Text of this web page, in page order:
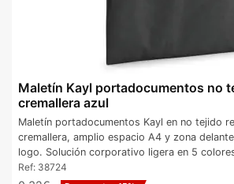
Maletín Kayl portadocumentos no
cremallera azul
Maletín portadocumentos Kayl en no tejido
cremallera, amplio espacio A4 y zona
logo. Solución corporativo ligera en 5
Ref: 38724